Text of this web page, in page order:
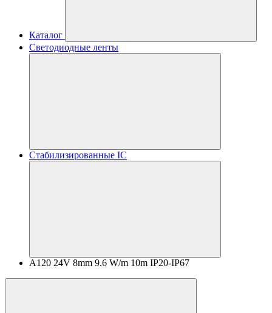
Каталог
Светодиодные ленты
Стабилизированные IC
A120 24V 8mm 9.6 W/m 10m IP20-IP67